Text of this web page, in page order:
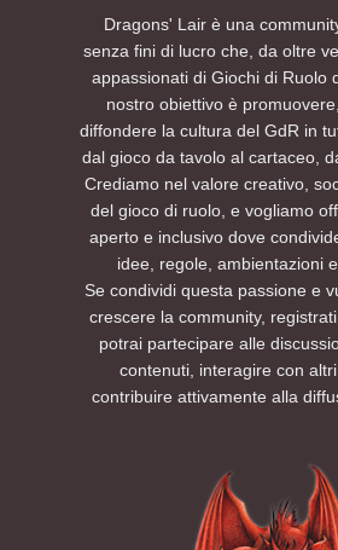
Dragons' Lair è una
senza fini di lucro che, da oltre
appassionati di Giochi di Ruolo
nostro obiettivo è
diffondere la cultura del GdR in
dal gioco da tavolo al cartaceo,
Crediamo nel valore creativo,
del gioco di ruolo, e vogliamo
aperto e inclusivo dove
idee, regole, ambientazioni
Se condividi questa passione e
crescere la community,
potrai partecipare alle
contenuti, interagire con
contribuire attivamente alla